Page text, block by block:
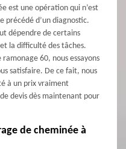
est une opération qui n’est
précédé d’un diagnostic.
dépendre de certains
la difficulté des tâches.
ramonage 60, nous essayons
satisfaire. De ce fait, nous
à un prix vraiment
devis dès maintenant pour
de cheminée à